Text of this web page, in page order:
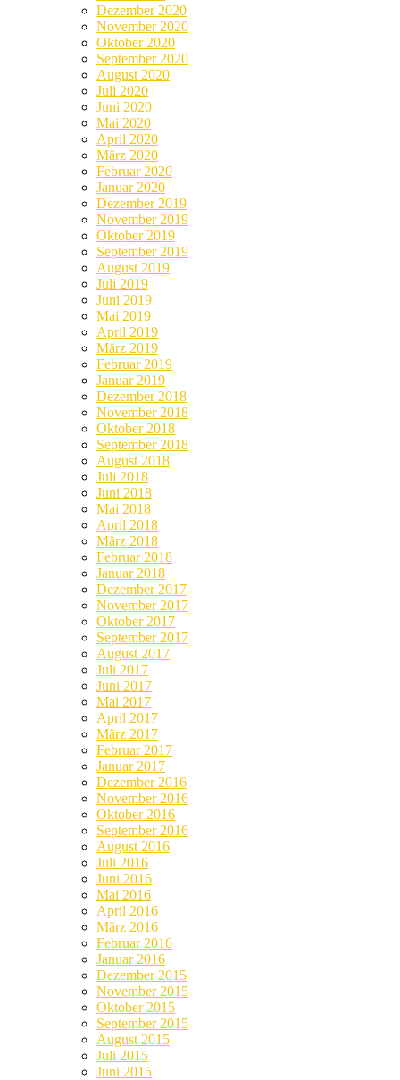
Dezember 2020
November 2020
Oktober 2020
September 2020
August 2020
Juli 2020
Juni 2020
Mai 2020
April 2020
März 2020
Februar 2020
Januar 2020
Dezember 2019
November 2019
Oktober 2019
September 2019
August 2019
Juli 2019
Juni 2019
Mai 2019
April 2019
März 2019
Februar 2019
Januar 2019
Dezember 2018
November 2018
Oktober 2018
September 2018
August 2018
Juli 2018
Juni 2018
Mai 2018
April 2018
März 2018
Februar 2018
Januar 2018
Dezember 2017
November 2017
Oktober 2017
September 2017
August 2017
Juli 2017
Juni 2017
Mai 2017
April 2017
März 2017
Februar 2017
Januar 2017
Dezember 2016
November 2016
Oktober 2016
September 2016
August 2016
Juli 2016
Juni 2016
Mai 2016
April 2016
März 2016
Februar 2016
Januar 2016
Dezember 2015
November 2015
Oktober 2015
September 2015
August 2015
Juli 2015
Juni 2015